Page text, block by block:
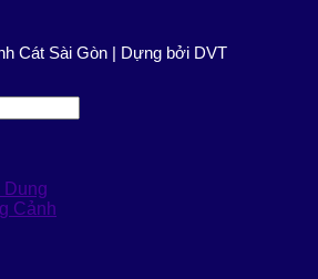
Cát Sài Gòn | Dựng bởi DVT
Dung
Cảnh